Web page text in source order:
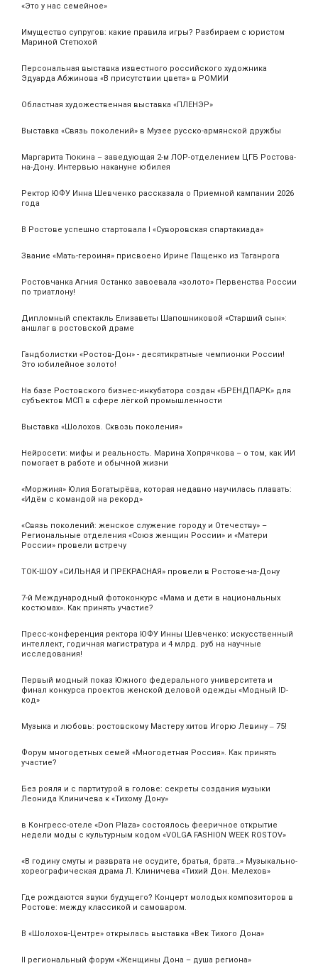
«Это у нас семейное»
Имущество супругов: какие правила игры? Разбираем с юристом
Мариной Стетюхой
Персональная выставка известного российского художника
Эдуарда Абжинова «В присутствии цвета» в РОМИИ
Областная художественная выставка «ПЛЕНЭР»
Выставка «Связь поколений» в Музее русско-армянской дружбы
Маргарита Тюкина – заведующая 2-м ЛОР-отделением ЦГБ Ростова-
на-Дону. Интервью накануне юбилея
Ректор ЮФУ Инна Шевченко рассказала о Приемной кампании 2026
года
В Ростове успешно стартовала I «Суворовская спартакиада»
Звание «Мать‑героиня» присвоено Ирине Пащенко из Таганрога
Ростовчанка Агния Останко завоевала «золото» Первенства России
по триатлону!
Дипломный спектакль Елизаветы Шапошниковой «Старший сын»:
аншлаг в ростовской драме
Гандболистки «Ростов-Дон» - десятикратные чемпионки России!
Это юбилейное золото!
На базе Ростовского бизнес-инкубатора создан «БРЕНДПАРК» для
субъектов МСП в сфере лёгкой промышленности
Выставка «Шолохов. Сквозь поколения»
Нейросети: мифы и реальность. Марина Хопрячкова – о том, как ИИ
помогает в работе и обычной жизни
«Моржиня» Юлия Богатырёва, которая недавно научилась плавать:
«Идём с командой на рекорд»
«Связь поколений: женское служение городу и Отечеству» –
Региональные отделения «Союз женщин России» и «Матери
России» провели встречу
ТОК-ШОУ «СИЛЬНАЯ И ПРЕКРАСНАЯ» провели в Ростове-на-Дону
7-й Международный фотоконкурс «Мама и дети в национальных
костюмах». Как принять участие?
Пресс-конференция ректора ЮФУ Инны Шевченко: искусственный
интеллект, годичная магистратура и 4 млрд. руб на научные
исследования!
Первый модный показ Южного федерального университета и
финал конкурса проектов женской деловой одежды «Модный ID-
код»
Музыка и любовь: ростовскому Мастеру хитов Игорю Левину ‒ 75!
Форум многодетных семей «Многодетная Россия». Как принять
участие?
Без рояля и с партитурой в голове: секреты создания музыки
Леонида Клиничева к «Тихому Дону»
в Конгресс-отеле «Don Plaza» состоялось фееричное открытие
недели моды с культурным кодом «VOLGA FASHION WEEK ROSTOV»
«В годину смуты и разврата не осудите, братья, брата…» Музыкально-
хореографическая драма Л. Клиничева «Тихий Дон. Мелехов»
Где рождаются звуки будущего? Концерт молодых композиторов в
Ростове: между классикой и самоваром.
В «Шолохов-Центре» открылась выставка «Век Тихого Дона»
II региональный форум «Женщины Дона – душа региона»